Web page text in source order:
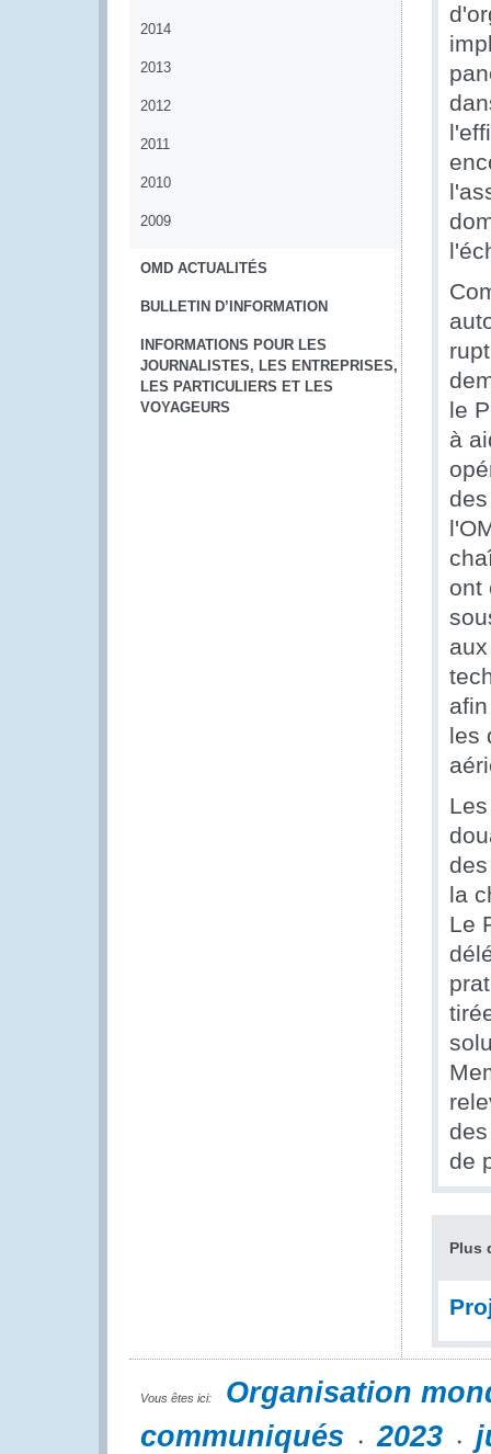
2014
2013
2012
2011
2010
2009
OMD ACTUALITÉS
BULLETIN D’INFORMATION
INFORMATIONS POUR LES
JOURNALISTES, LES ENTREPRISES,
LES PARTICULIERS ET LES
VOYAGEURS
le
à
ont
les
la
Le
de
Plus
Vous êtes ici:
Organisation
communiqués
2023